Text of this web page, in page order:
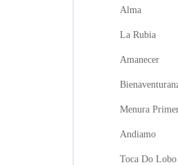
Alma
La Rubia
Amanecer
Menura
Andiamo
Toca Do Lobo